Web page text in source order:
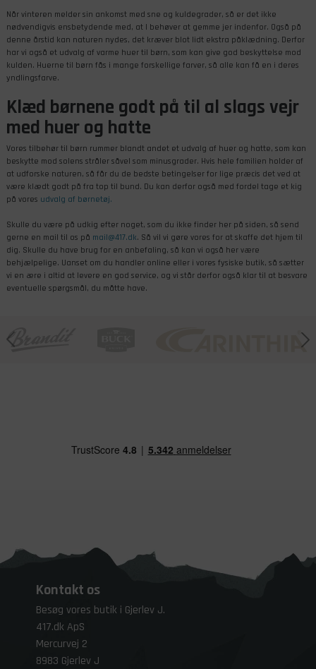
Når vinteren melder sin ankomst med sne og kuldegrader, så er det ikke
nødvendigvis ensbetydende med, at I behøver at gemme jer indenfor. Også på
denne årstid kan naturen nydes, det kræver blot lidt ekstra påklædning. Derfor
har vi også et udvalg af varme huer til børn, som kan give god beskyttelse mod
kulden. Huerne til børn fås i mange forskellige farver, så alle kan få en i deres
yndlingsfarve.
Klæd børnene godt på til al slags vejr
med huer og hatte
Vores tilbehør til børn rummer blandt andet et udvalg af huer og hatte, som kan
beskytte mod solens stråler såvel som minusgrader. Hvis hele familien holder af
at udforske naturen, så får du de bedste betingelser for lige præcis det ved at
være klædt godt på fra top til bund. Du kan derfor også med fordel tage et kig
på vores udvalg af børnetøj.
Skulle du være på udkig efter noget, som du ikke finder her på siden, så send
gerne en mail til os på mail@417.dk. Så vil vi gøre vores for at skaffe det hjem til
dig. Skulle du have brug for en anbefaling, så kan vi også her være
behjælpelige. Uanset om du handler online eller i vores fysiske butik, så sætter
vi en ære i altid at levere en god service, og vi står derfor også klar til at besvare
eventuelle spørgsmål, du måtte have.
Kontakt os
Besøg vores butik i Gjerlev J.
417.dk ApS
Mercurvej 2
8983 Gjerlev J